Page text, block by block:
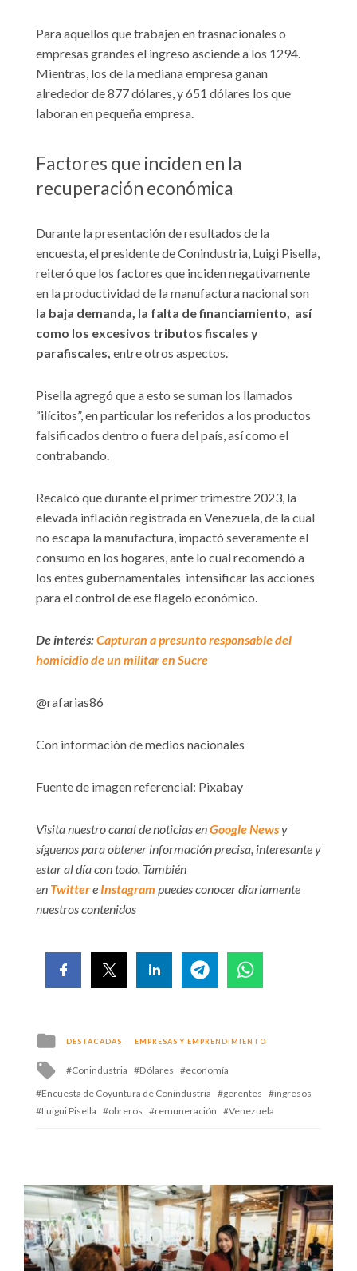
Para aquellos que trabajen en trasnacionales o
empresas grandes el ingreso asciende a los 1294.
Mientras, los de la mediana empresa ganan
alrededor de 877 dólares, y 651 dólares los que
laboran en pequeña empresa.
Factores que inciden en la
recuperación económica
Durante la presentación de resultados de la
encuesta, el presidente de Conindustria, Luigi Pisella,
reiteró que los factores que inciden negativamente
en la productividad de la manufactura nacional son
la baja demanda, la falta de financiamiento, así
como los excesivos tributos fiscales y
parafiscales, entre otros aspectos.
Pisella agregó que a esto se suman los llamados
“ilícitos”, en particular los referidos a los productos
falsificados dentro o fuera del país, así como el
contrabando.
Recalcó que durante el primer trimestre 2023, la
elevada inflación registrada en Venezuela, de la cual
no escapa la manufactura, impactó severamente el
consumo en los hogares, ante lo cual recomendó a
los entes gubernamentales intensificar las acciones
para el control de ese flagelo económico.
De interés:Capturan a presunto responsable del
homicidio de un militar en Sucre
@rafarias86
Con información de medios nacionales
Fuente de imagen referencial: Pixabay
Visita nuestro canal de noticias enGoogle Newsy
síguenos para obtener información precisa, interesante y
estar al día con todo. También
en Twittere Instagram puedes conocer diariamente
nuestros contenidos
Posted
in
DESTACADAS EMPRESAS Y EMPRENDIMIENTO
Tagged
with
Conindustria Dólares
economía
Encuesta de Coyuntura de Conindustria
gerentes
ingresos
Luigui Pisella
obreros remuneración Venezuela